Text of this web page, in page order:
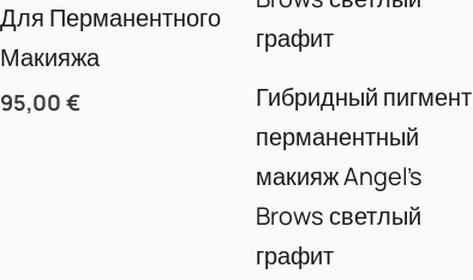
Для Перманентного
Макияжа
95,00 €
Гибридный пигмент
перманентный
макияж Angel’s
Brows светлый
графит